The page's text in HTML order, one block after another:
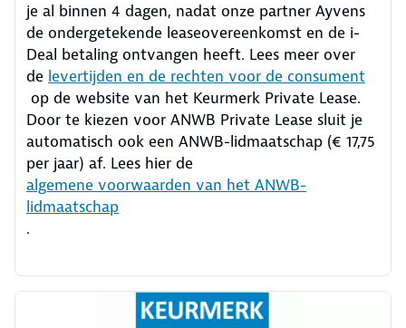
je al binnen 4 dagen, nadat onze partner Ayvens
de ondergetekende leaseovereenkomst en de i-
Deal betaling ontvangen heeft. Lees meer over
de levertijden en de rechten voor de consument
op de website van het Keurmerk Private Lease.
Door te kiezen voor ANWB Private Lease sluit je
automatisch ook een ANWB-lidmaatschap (€ 17,75
per jaar) af. Lees hier de
algemene voorwaarden van het ANWB-
lidmaatschap
.